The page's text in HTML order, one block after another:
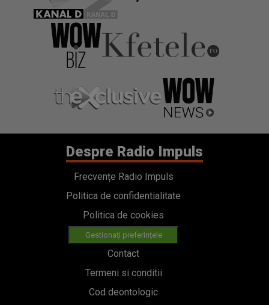
Despre Radio Impuls
Frecvențe Radio Impuls
Politica de confidentialitate
Politica de cookies
Gestionați preferințele
Contact
Termeni si conditii
Cod deontologic